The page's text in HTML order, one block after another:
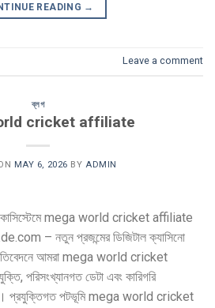
READING →
Leave a comment
ব্লগ
cricket affiliate
MAY 6, 2026 BYADMIN
ইকোসিস্টেমে mega world cricket affiliate
– নতুন প্রজন্মের ডিজিটাল ক্যাসিনো
প্রতিবেদনে আমরা mega world cricket
পরিসংখ্যানগত ডেটা এবং কারিগরি
প্রযুক্তিগত পটভূমি mega world cricket